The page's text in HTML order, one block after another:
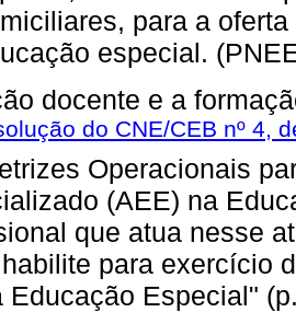
para a
especial.
docente e a
do CNE/CEB nº 4,
Operacionais
(AEE) na
que atua nesse
para exercício
Educação Especial"